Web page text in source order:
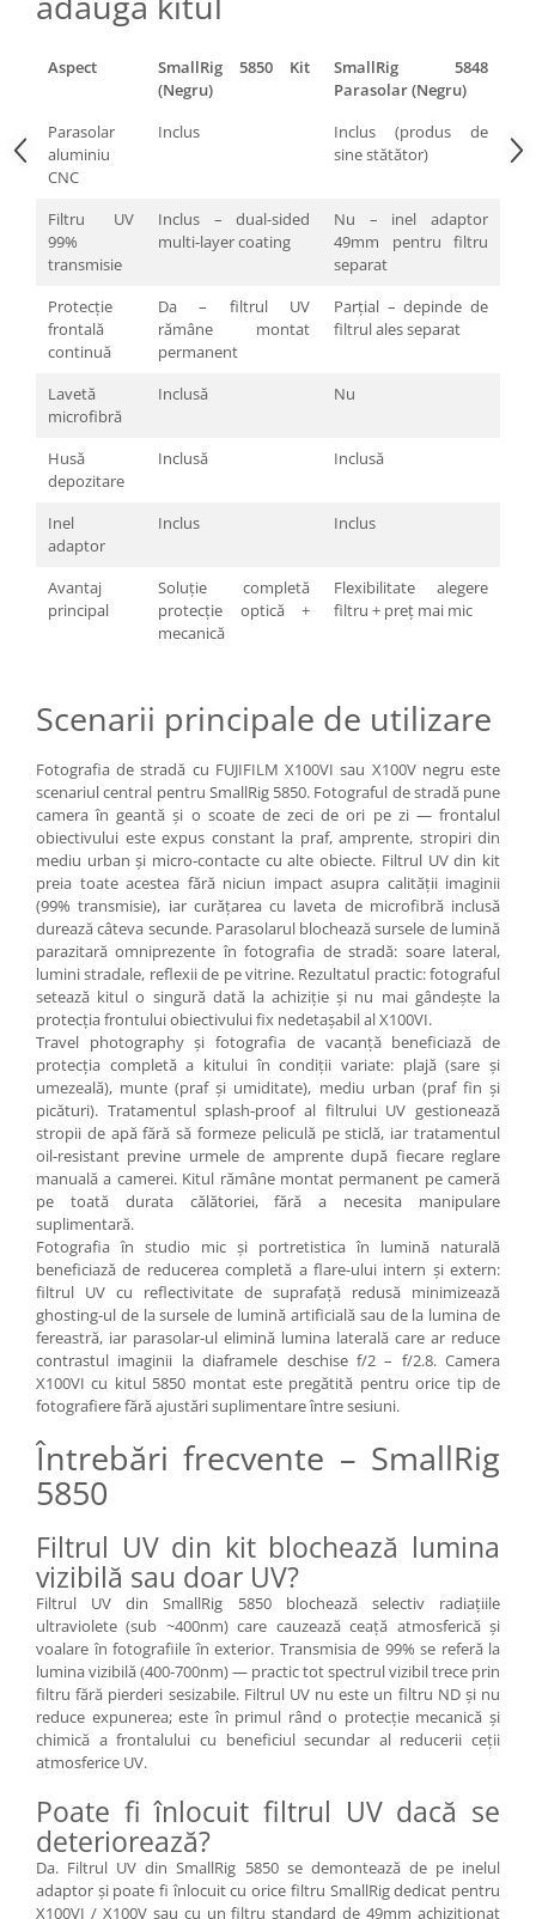
Cleme blitz fasung lumina, spigoti
Suporti pentru fundaluri
Umbrele
produs
Declansatoare Radio si Infrarosu
Becuri si lampa blitz studio
Suruburi si piulite, adaptoare de
trecere
Calibrare expunere
Imprimante si Consumabile
Cartuse si cerneluri
Imprimante
Hartie foto
Filme foto si scanere film
Aparate foto unica folosinta
Chimicale developare film alb-
negru
diapozitive 35mm color
diapozitive late 120mm color
negative 35mm alb-negru
negative 35mm color
negative late 120mm alb-negru
negative late 120mm color
Scanere Film
Binocluri, Lupe si Telescoape
Binocluri
Lunete
Accesorii pentru Lunete si
Telescoape
Aparate de colectie
Aparate foto de colectie reflex,
format 24x36mm
Aparate foto de colectie, cu burduf
Aparate foto de colectie , cu vizare
Aparate foto de colectie TLR -
Biobiective
Aparate foto de colectie -
Miniaturi
Accesorii pt. aparate foto de
colectie
Aparate de colectie de tip Box-
Camera
Reviste, carti si software
Second Hand
Aparate foto SECOND HAND
Aparate foto Mirrorless (SH)
Aparate foto DSLR (SH)
Aparate foto SLR (pe film) (SH)
Aspect
SmallRig 5850 Kit
(Negru)
SmallRig 5848
Parasolar (Negru)
Parasolar
aluminiu
CNC
Inclus
Inclus (produs de
sine stătător)
Filtru UV
99%
transmisie
Inclus – dual-sided
multi-layer coating
Nu – inel adaptor
49mm pentru filtru
separat
Protecție
frontală
continuă
Da – filtrul UV
rămâne montat
permanent
Parțial – depinde de
filtrul ales separat
Lavetă
microfibră
Inclusă Nu
Husă
depozitare
Inclusă Inclusă
Inel
adaptor
Inclus Inclus
Avantaj
principal
Soluție completă
protecție optică +
mecanică
Flexibilitate alegere
filtru + preț mai mic
Scenarii principale de utilizare
Fotografia de stradă cu FUJIFILM X100VI sau X100V negru este
scenariul central pentru SmallRig 5850. Fotograful de stradă pune
camera în geantă și o scoate de zeci de ori pe zi — frontalul
obiectivului este expus constant la praf, amprente, stropiri din
mediu urban și micro-contacte cu alte obiecte. Filtrul UV din kit
preia toate acestea fără niciun impact asupra calității imaginii
(99% transmisie), iar curățarea cu laveta de microfibră inclusă
durează câteva secunde. Parasolarul blochează sursele de lumină
parazitară omniprezente în fotografia de stradă: soare lateral,
lumini stradale, reflexii de pe vitrine. Rezultatul practic: fotograful
setează kitul o singură dată la achiziție și nu mai gândește la
protecția frontului obiectivului fix nedetașabil al X100VI.
Travel photography și fotografia de vacanță beneficiază de
protecția completă a kitului în condiții variate: plajă (sare și
umezeală), munte (praf și umiditate), mediu urban (praf fin și
picături). Tratamentul splash-proof al filtrului UV gestionează
stropii de apă fără să formeze peliculă pe sticlă, iar tratamentul
oil-resistant previne urmele de amprente după fiecare reglare
manuală a camerei. Kitul rămâne montat permanent pe cameră
pe toată durata călătoriei, fără a necesita manipulare
suplimentară.
Fotografia în studio mic și portretistica în lumină naturală
beneficiază de reducerea completă a flare-ului intern și extern:
filtrul UV cu reflectivitate de suprafață redusă minimizează
ghosting-ul de la sursele de lumină artificială sau de la lumina de
fereastră, iar parasolar-ul elimină lumina laterală care ar reduce
contrastul imaginii la diaframele deschise f/2 – f/2.8. Camera
X100VI cu kitul 5850 montat este pregătită pentru orice tip de
fotografiere fără ajustări suplimentare între sesiuni.
Întrebări frecvente – SmallRig
5850
Filtrul UV din kit blochează lumina
vizibilă sau doar UV?
Filtrul UV din SmallRig 5850 blochează selectiv radiațiile
ultraviolete (sub ~400nm) care cauzează ceață atmosferică și
voalare în fotografiile în exterior. Transmisia de 99% se referă la
lumina vizibilă (400-700nm) — practic tot spectrul vizibil trece prin
filtru fără pierderi sesizabile. Filtrul UV nu este un filtru ND și nu
reduce expunerea; este în primul rând o protecție mecanică și
chimică a frontalului cu beneficiul secundar al reducerii ceții
atmosferice UV.
Poate fi înlocuit filtrul UV dacă se
deteriorează?
Da. Filtrul UV din SmallRig 5850 se demontează de pe inelul
adaptor și poate fi înlocuit cu orice filtru SmallRig dedicat pentru
X100VI / X100V sau cu un filtru standard de 49mm achizitionat